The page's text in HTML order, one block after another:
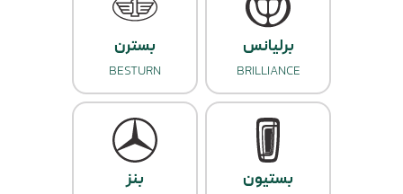
برلیانس
BRILLIANCE
بسترن
BESTURN
بستیون بنز